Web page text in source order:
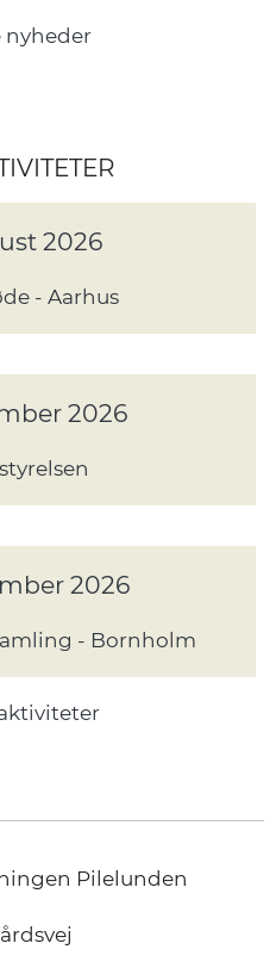
nyheder
2026
- Aarhus
2026
2026
- Bornholm
Pilelunden